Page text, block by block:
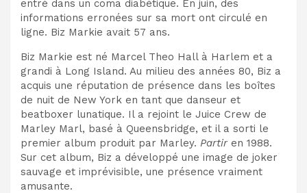
entré dans un coma diabétique. En juin, des
informations erronées sur sa mort ont circulé en
ligne. Biz Markie avait 57 ans.
Biz Markie est né Marcel Theo Hall à Harlem et a
grandi à Long Island. Au milieu des années 80, Biz a
acquis une réputation de présence dans les boîtes
de nuit de New York en tant que danseur et
beatboxer lunatique. Il a rejoint le Juice Crew de
Marley Marl, basé à Queensbridge, et il a sorti le
premier album produit par Marley. Partir en 1988.
Sur cet album, Biz a développé une image de joker
sauvage et imprévisible, une présence vraiment
amusante.